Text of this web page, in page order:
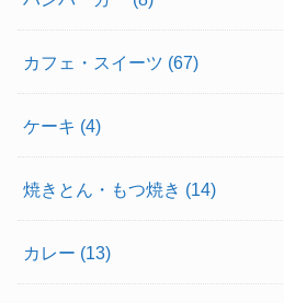
カフェ・スイーツ (67)
ケーキ (4)
焼きとん・もつ焼き (14)
カレー (13)